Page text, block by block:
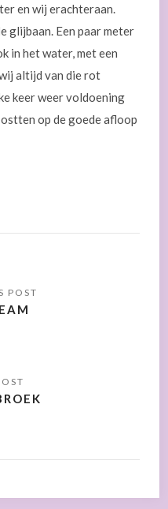
en wij erachteraan.
glijbaan. Een paar meter
in het water, met een
altijd van die rot
keer weer voldoening
op de goede afloop